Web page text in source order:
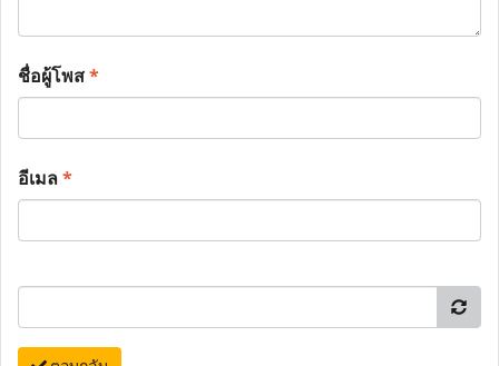
ชื่อผู้โพส*
อีเมล*